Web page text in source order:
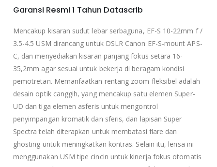
Garansi Resmi 1 Tahun Datascrib
Mencakup kisaran sudut lebar serbaguna, EF-S 10-22mm f /
3.5-4.5 USM dirancang untuk DSLR Canon EF-S-mount APS-
C, dan menyediakan kisaran panjang fokus setara 16-
35,2mm agar sesuai untuk bekerja di beragam kondisi
pemotretan. Memanfaatkan rentang zoom fleksibel adalah
desain optik canggih, yang mencakup satu elemen Super-
UD dan tiga elemen asferis untuk mengontrol
penyimpangan kromatik dan sferis, dan lapisan Super
Spectra telah diterapkan untuk membatasi flare dan
ghosting untuk meningkatkan kontras. Selain itu, lensa ini
menggunakan USM tipe cincin untuk kinerja fokus otomatis